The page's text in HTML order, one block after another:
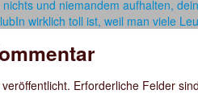
nichts und niemandem aufhalten,
wirklich toll ist, weil man viele
Erforderliche Felder